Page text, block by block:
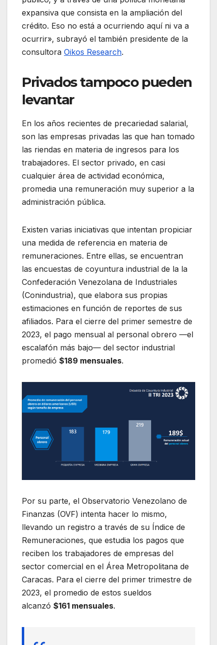
expansiva que consista en la ampliación del
crédito. Eso no está a ocurriendo aquí ni va a
ocurrir», subrayó el también presidente de la
consultora Oikos Research.
Privados tampoco pueden
levantar
En los años recientes de precariedad salarial,
son las empresas privadas las que han tomado
las riendas en materia de ingresos para los
trabajadores. El sector privado, en casi
cualquier área de actividad económica,
promedia una remuneración muy superior a la
administración pública.
Existen varias iniciativas que intentan propiciar
una medida de referencia en materia de
remuneraciones. Entre ellas, se encuentran
las encuestas de coyuntura industrial de la la
Confederación Venezolana de Industriales
(Conindustria), que elabora sus propias
estimaciones en función de reportes de sus
afiliados. Para el cierre del primer semestre de
2023, el pago mensual al personal obrero —el
escalafón más bajo— del sector industrial
promedió $189 mensuales.
Por su parte, el Observatorio Venezolano de
Finanzas (OVF) intenta hacer lo mismo,
llevando un registro a través de su Índice de
Remuneraciones, que estudia los pagos que
reciben los trabajadores de empresas del
sector comercial en el Área Metropolitana de
Caracas. Para el cierre del primer trimestre de
2023, el promedio de estos sueldos
alcanzó $161 mensuales.